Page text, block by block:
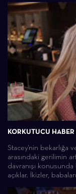
KORKUTUCU HABER
Stacey'nin bekarlığa
arasındaki gerilimin
davranışı
açıklar. İkizler,